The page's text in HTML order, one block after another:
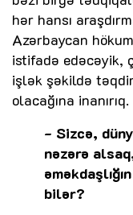
hər hansı
Azərbaycan
istifadə edəcəyik,
işlək şəkildə
olacağına inanırıq.
- Sizcə,
nəzərə
bilər?